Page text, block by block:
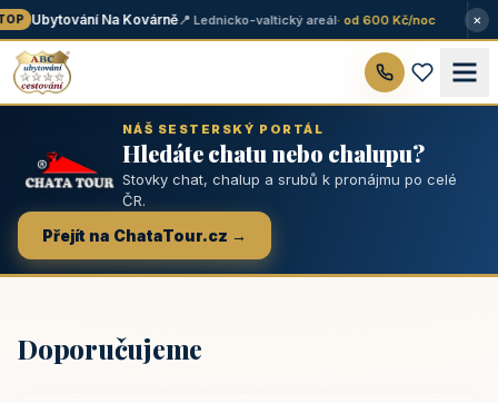
Ubytování Na Kovárně📍 Lednicko-valtický areál· od 600 Kč/noc ×
NÁŠ SESTERSKÝ PORTÁL
Hledáte chatu nebo chalupu?
Stovky chat, chalup a srubů k pronájmu po celé
ČR.
Přejít na ChataTour.cz →
Doporučujeme